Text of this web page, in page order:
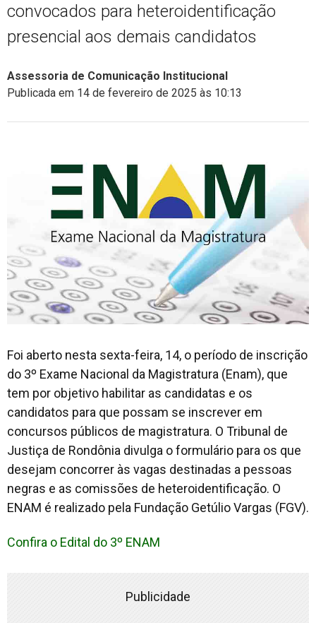
convocados para heteroidentificação
presencial aos demais candidatos
Assessoria de Comunicação Institucional
Publicada em 14 de fevereiro de 2025 às 10:13
Foi aberto nesta sexta-feira, 14, o período de inscrição
do 3º Exame Nacional da Magistratura (Enam), que
tem por objetivo habilitar as candidatas e os
candidatos para que possam se inscrever em
concursos públicos de magistratura. O Tribunal de
Justiça de Rondônia divulga o formulário para os que
desejam concorrer às vagas destinadas a pessoas
negras e as comissões de heteroidentificação. O
ENAM é realizado pela Fundação Getúlio Vargas (FGV).
Confira o Edital do 3º ENAM
Publicidade